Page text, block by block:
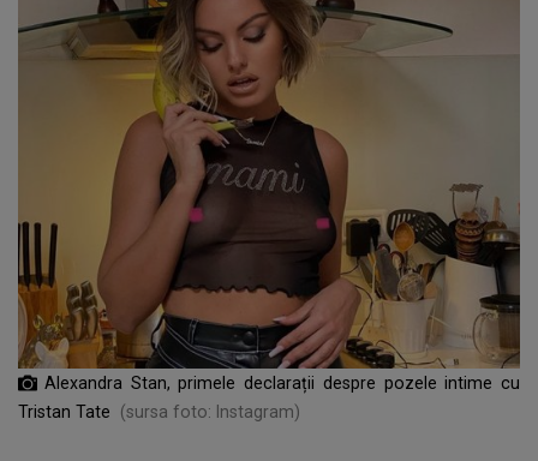
Alexandra Stan, primele declarații despre pozele intime cu
Tristan Tate
(sursa foto: Instagram)